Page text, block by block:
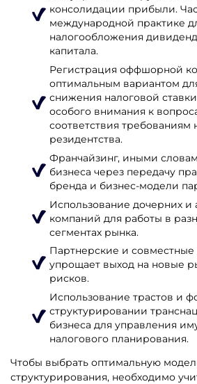
консолидации прибыли.
международной практике
налогообложения
капитала.
Регистрация оффшорной
оптимальным вариантом
снижения налоговой
особого внимания к
соответствия требованиям
резидентства.
Франчайзинг, иными
бизнеса через передачу
бренда и бизнес-модели
Использование дочерних
компаний для работы в
сегментах рынка.
Партнерские и совместные
упрощает выход на новые
рисков.
Использование трастов и
структурировании
бизнеса для управления
налогового планирования.
Чтобы выбрать оптимальную
структурирования, необходимо